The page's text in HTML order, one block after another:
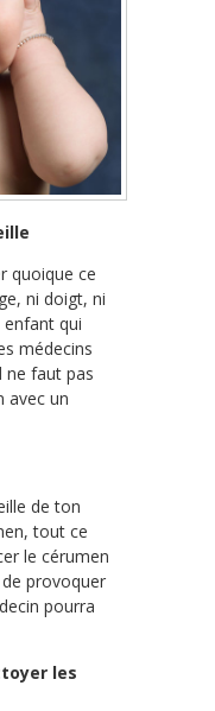
quoique ce
ni doigt, ni
qui
médecins
ne faut pas
avec un
de ton
tout ce
le cérumen
provoquer
pourra
les